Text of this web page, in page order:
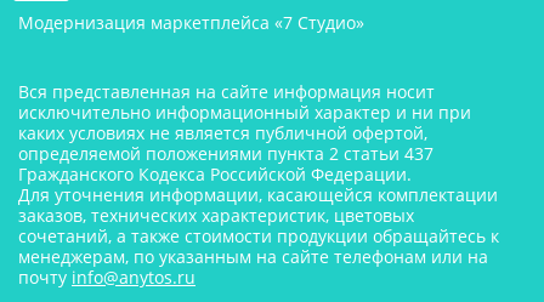
Модернизация маркетплейса «7 Студио»
Вся представленная на сайте информация носит
исключительно информационный характер и ни при
каких условиях не является публичной офертой,
определяемой положениями пункта 2 статьи 437
Гражданского Кодекса Российской Федерации.
Для уточнения информации, касающейся комплектации
заказов, технических характеристик, цветовых
сочетаний, а также стоимости продукции обращайтесь к
менеджерам, по указанным на сайте телефонам или на
почту info@anytos.ru